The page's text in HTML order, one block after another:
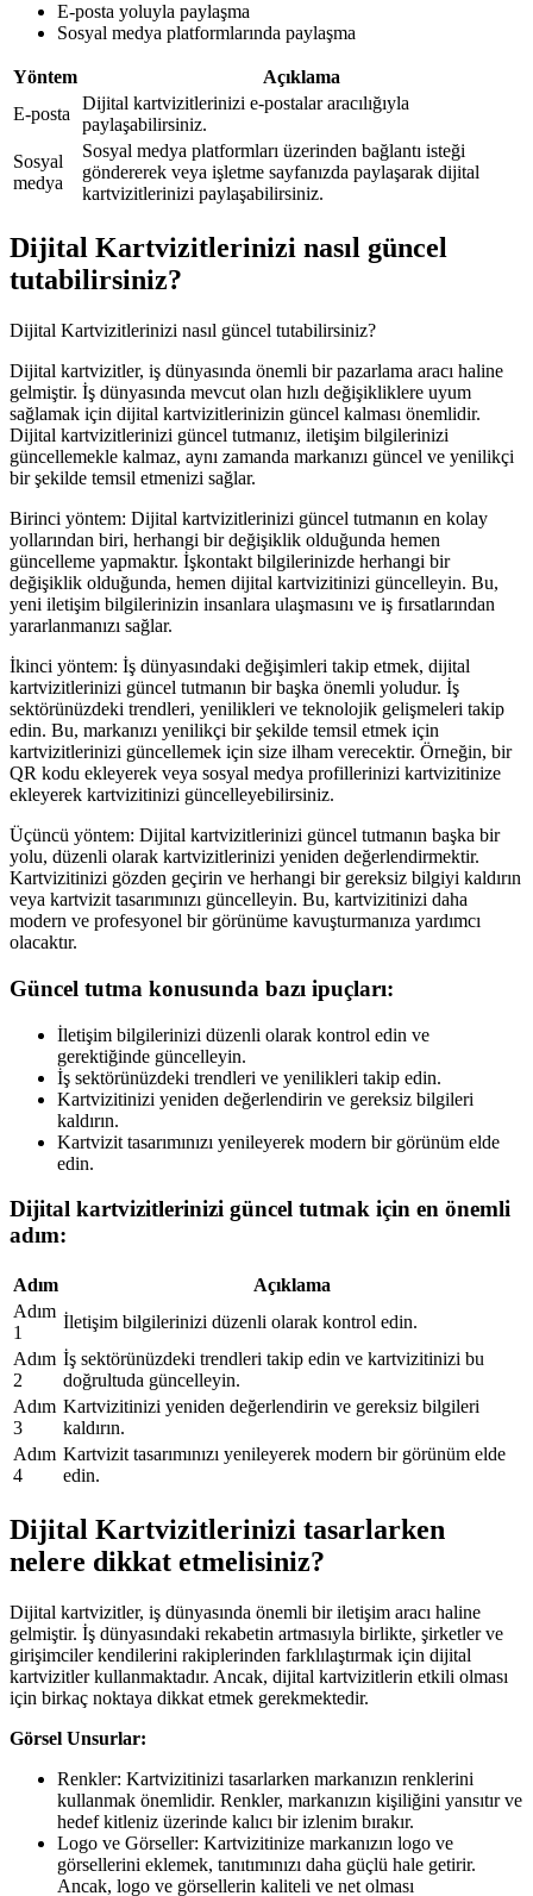
E-posta yoluyla paylaşma
Sosyal medya platformlarında paylaşma
Yöntem
Açıklama
E-posta
Dijital kartvizitlerinizi e-postalar aracılığıyla
paylaşabilirsiniz.
Sosyal
medya
Sosyal medya platformları üzerinden bağlantı isteği
göndererek veya işletme sayfanızda paylaşarak dijital
kartvizitlerinizi paylaşabilirsiniz.
Dijital Kartvizitlerinizi nasıl güncel
tutabilirsiniz?
Dijital Kartvizitlerinizi nasıl güncel tutabilirsiniz?
Dijital kartvizitler, iş dünyasında önemli bir pazarlama aracı haline
gelmiştir. İş dünyasında mevcut olan hızlı değişikliklere uyum
sağlamak için dijital kartvizitlerinizin güncel kalması önemlidir.
Dijital kartvizitlerinizi güncel tutmanız, iletişim bilgilerinizi
güncellemekle kalmaz, aynı zamanda markanızı güncel ve yenilikçi
bir şekilde temsil etmenizi sağlar.
Birinci yöntem: Dijital kartvizitlerinizi güncel tutmanın en kolay
yollarından biri, herhangi bir değişiklik olduğunda hemen
güncelleme yapmaktır. İşkontakt bilgilerinizde herhangi bir
değişiklik olduğunda, hemen dijital kartvizitinizi güncelleyin. Bu,
yeni iletişim bilgilerinizin insanlara ulaşmasını ve iş fırsatlarından
yararlanmanızı sağlar.
İkinci yöntem: İş dünyasındaki değişimleri takip etmek, dijital
kartvizitlerinizi güncel tutmanın bir başka önemli yoludur. İş
sektörünüzdeki trendleri, yenilikleri ve teknolojik gelişmeleri takip
edin. Bu, markanızı yenilikçi bir şekilde temsil etmek için
kartvizitlerinizi güncellemek için size ilham verecektir. Örneğin, bir
QR kodu ekleyerek veya sosyal medya profillerinizi kartvizitinize
ekleyerek kartvizitinizi güncelleyebilirsiniz.
Üçüncü yöntem: Dijital kartvizitlerinizi güncel tutmanın başka bir
yolu, düzenli olarak kartvizitlerinizi yeniden değerlendirmektir.
Kartvizitinizi gözden geçirin ve herhangi bir gereksiz bilgiyi kaldırın
veya kartvizit tasarımınızı güncelleyin. Bu, kartvizitinizi daha
modern ve profesyonel bir görünüme kavuşturmanıza yardımcı
olacaktır.
Güncel tutma konusunda bazı ipuçları:
İletişim bilgilerinizi düzenli olarak kontrol edin ve
gerektiğinde güncelleyin.
İş sektörünüzdeki trendleri ve yenilikleri takip edin.
Kartvizitinizi yeniden değerlendirin ve gereksiz bilgileri
kaldırın.
Kartvizit tasarımınızı yenileyerek modern bir görünüm elde
edin.
Dijital kartvizitlerinizi güncel tutmak için en önemli
adım:
Adım
Açıklama
Adım
1
İletişim bilgilerinizi düzenli olarak kontrol edin.
Adım
2
İş sektörünüzdeki trendleri takip edin ve kartvizitinizi bu
doğrultuda güncelleyin.
Adım
3
Kartvizitinizi yeniden değerlendirin ve gereksiz bilgileri
kaldırın.
Adım
4
Kartvizit tasarımınızı yenileyerek modern bir görünüm elde
edin.
Dijital Kartvizitlerinizi tasarlarken
nelere dikkat etmelisiniz?
Dijital kartvizitler, iş dünyasında önemli bir iletişim aracı haline
gelmiştir. İş dünyasındaki rekabetin artmasıyla birlikte, şirketler ve
girişimciler kendilerini rakiplerinden farklılaştırmak için dijital
kartvizitler kullanmaktadır. Ancak, dijital kartvizitlerin etkili olması
için birkaç noktaya dikkat etmek gerekmektedir.
Görsel Unsurlar:
Renkler: Kartvizitinizi tasarlarken markanızın renklerini
kullanmak önemlidir. Renkler, markanızın kişiliğini yansıtır ve
hedef kitleniz üzerinde kalıcı bir izlenim bırakır.
Logo ve Görseller: Kartvizitinize markanızın logo ve
görsellerini eklemek, tanıtımınızı daha güçlü hale getirir.
Ancak, logo ve görsellerin kaliteli ve net olması